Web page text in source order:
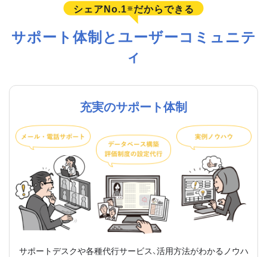
シェアNo.1※ だからできる
サポート体制とユーザーコミュニテ
ィ
充実のサポート体制
サポートデスクや各種代行サービス、活用方法がわかるノウハ